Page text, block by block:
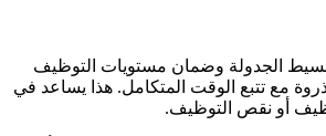
الجدولة وضمان مستويات التوظيف
مع تتبع الوقت المتكامل. هذا يساعد في
أو نقص التوظيف.